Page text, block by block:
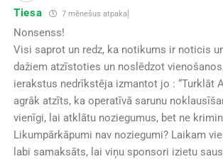
Tiesa 7 mēnešus atpakaļ
Nonsenss!
Visi saprot un redz, ka notikums ir noticis
dažiem atzīstoties un noslēdzot
ierakstus nedrīkstēja izmantot jo : “Turklāt
agrāk atzīts, ka operatīvā sarunu
vienīgi, lai atklātu noziegumus, bet ne
Likumpārkāpumi nav noziegumi? Laikam
labi samaksāts, lai viņu sponsori izietu